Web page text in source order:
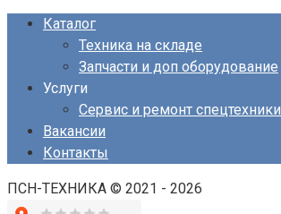
Каталог
Техника на складе
Запчасти и доп оборудование
Услуги
Сервис и ремонт спецтехники
Вакансии
Контакты
ПСН-ТЕХНИКА © 2021 - 2026